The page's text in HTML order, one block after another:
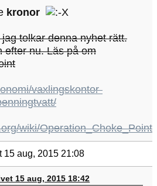
kronor
tolkar denna nyhet rätt.
efter nu. Läs på om
vaxlingskontor-
wiki/Operation_Choke_Point
15 aug, 2015 21:08
15 aug, 2015 18:42